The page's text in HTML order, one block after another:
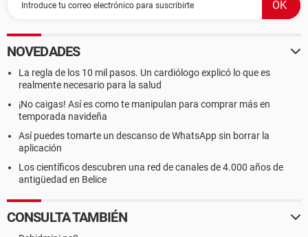
NOVEDADES
La regla de los 10 mil pasos. Un cardiólogo explicó lo que es
realmente necesario para la salud
¡No caigas! Así es como te manipulan para comprar más en
temporada navideña
Así puedes tomarte un descanso de WhatsApp sin borrar la
aplicación
Los científicos descubren una red de canales de 4.000 años de
antigüedad en Belice
CONSULTA TAMBIÉN